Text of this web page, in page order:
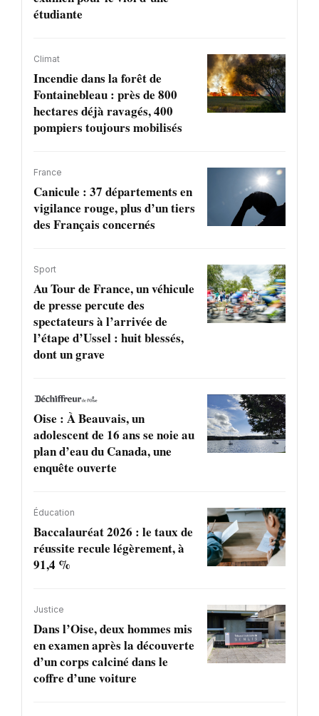
étudiante
Climat
Incendie dans la forêt de
Fontainebleau : près de 800
hectares déjà ravagés, 400
pompiers toujours mobilisés
France
Canicule : 37 départements en
vigilance rouge, plus d’un tiers
des Français concernés
Sport
Au Tour de France, un véhicule
de presse percute des
spectateurs à l’arrivée de
l’étape d’Ussel : huit blessés,
dont un grave
Oise : À Beauvais, un
adolescent de 16 ans se noie au
plan d’eau du Canada, une
enquête ouverte
Éducation
Baccalauréat 2026 : le taux de
réussite recule légèrement, à
91,4 %
Justice
Dans l’Oise, deux hommes mis
en examen après la découverte
d’un corps calciné dans le
coffre d’une voiture